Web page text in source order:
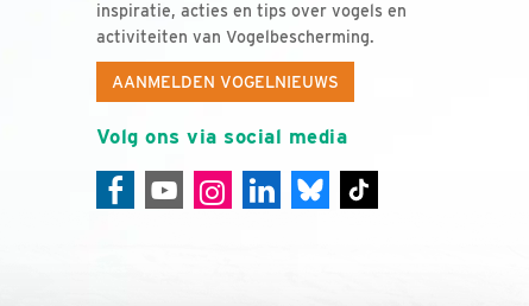
inspiratie, acties en tips over vogels en
activiteiten van Vogelbescherming.
AANMELDEN VOGELNIEUWS
Volg ons via social media